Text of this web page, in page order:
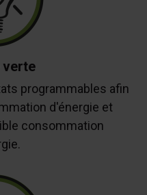
verte
programmables afin
d'énergie et
consommation